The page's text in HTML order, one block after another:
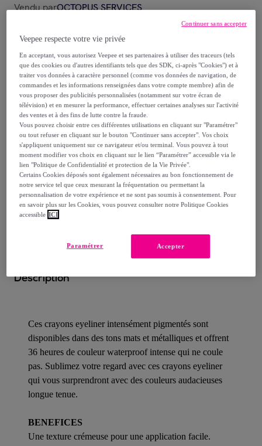
Vendu parOCTOPUS SERVICES
Livraison
Livraison à partir de4 €
Offerte par la marque dès 34,99 € d'achat
Livraison estimée: entre le11/08et le 14/08
Comment ça marche ?
Détails sur votre produit
Description
Ces crayons eyeliner intensément pigmentés sont
disponibles dans des tons mats et métalliques et offrent
36 heures de couleur waterproof intense qui ne coule
pas. Sublimez votre regard avec ces crayons eyeliner
qui vous surprendront avec des couleurs audacieuses
longue tenue.
BENEFICES
Une texture crémeuse pour une application facile.
Veepee respecte votre vie privée
En acceptant, vous autorisez Veepee et ses partenaires à utiliser des traceurs (tels
que des cookies ou d'autres identifiants tels que des SDK, ci-après "Cookies") et à
traiter vos données à caractère personnel (comme vos données de navigation, de
commandes et les informations renseignées dans votre compte membre) afin de
vous proposer des publicités personnalisées (notamment sur votre écran de
télévision) et en mesurer la performance, effectuer certaines analyses sur l'activité
des ventes et à des fins de lutte contre la fraude.
Vous pouvez choisir entre ces différentes utilisations en cliquant sur "Paramétrer"
ou tout refuser en cliquant sur le bouton "Continuer sans accepter". Vos choix
s'appliquent uniquement sur ce navigateur et/ou terminal. Vous pouvez à tout
moment modifier vos choix en cliquant sur le lien “Paramétrer” accessible via le
lien "Politique de Confidentialité et protection de la Vie Privée".
Certains Cookies déposés sont également nécessaires au bon fonctionnement de
notre service tel que ceux mesurant la fréquentation ou permettant la
personnalisation de votre expérience et ne sont pas soumis à consentement. Pour
en savoir plus sur les Cookies, vous pouvez consulter notre Politique Cookies
accessible ICI
Accepter
Paramétrer
Continuer sans accepter